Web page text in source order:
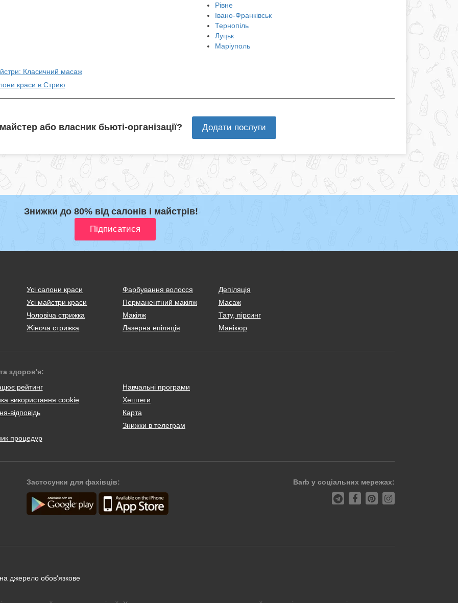
Рівне
Івано-Франківськ
Тернопіль
Луцьк
Маріуполь
Класичний масаж
краси в Стрию
або власник бьюті-організації? Додати послуги
Знижки до 80% від салонів і майстрів!
Усі салони краси
Усі майстри краси
Чоловіча стрижка
Жіноча стрижка
Фарбування волосся
Перманентний макіяж
Макіяж
Лазерна епіляція
Депіляція
Масаж
Тату, пірсинг
Манікюр
здоров'я:
рейтинг
використання cookie
відповідь
процедур
Навчальні програми
Хештеги
Карта
Знижки в телеграм
Застосунки для фахівців: Barb у соціальних мережах:
джерело обов'язкове